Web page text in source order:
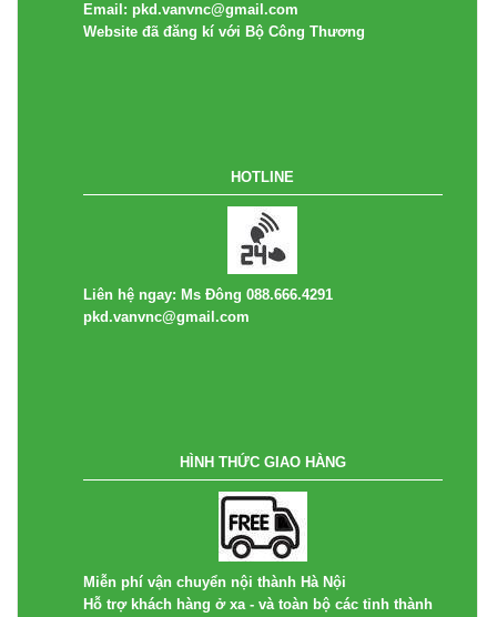
Email: pkd.vanvnc@gmail.com
Website đã đăng kí với Bộ Công Thương
HOTLINE
Liên hệ ngay: Ms Đông 088.666.4291
pkd.vanvnc@gmail.com
HÌNH THỨC GIAO HÀNG
Miễn phí vận chuyển nội thành Hà Nội
Hỗ trợ khách hàng ở xa - và toàn bộ các tỉnh thành